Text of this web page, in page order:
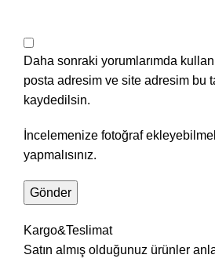
Daha sonraki yorumlarımda
posta adresim ve site adresim bu
kaydedilsin.
İncelemenize fotoğraf
yapmalısınız.
Kargo&Teslimat
Satın almış olduğunuz ürünler